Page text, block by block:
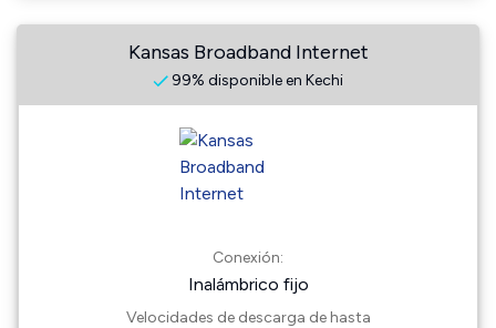
Kansas Broadband Internet
99% disponible en Kechi
Conexión:
Inalámbrico fijo
Velocidades de descarga de hasta